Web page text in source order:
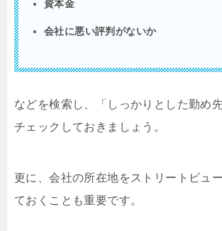
資本金
会社に悪い評判がないか
などを検索し、「しっかりとした勤め
チェックしておきましょう。
更に、会社の所在地をストリートビュ
ておくことも重要です。